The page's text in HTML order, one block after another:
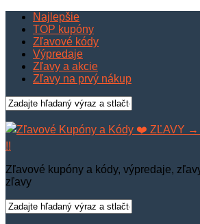
Najlepšie
TOP kupóny
Zľavové kódy
Výpredaje
Zľavy a akcie
Zľavy na prvý nákup
Zľavové kupóny a kódy, výpredaje,
zľavy